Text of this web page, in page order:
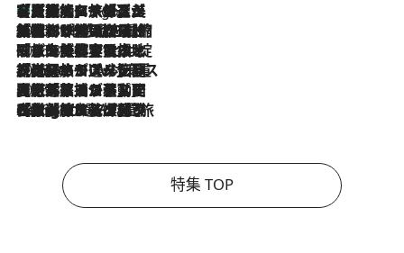
4 Hours Ago
【厳選旅コスメ】「多機能アイテムがメイン！」旅好き美容エディターが選んだ夏旅ベストコスメを発表【Mサイズジップ】
2026.8.6
「荷物が増えるほど旅ストレスは増す」美容ジャーナリストがたどり着いた最終結論。“化粧品を劇的に減らす”感動の凝縮美容とは
2026.8.6
「旅先には金髪ウィッグを持参」日本と同じメイクでは損してる!? 美容ジャーナリストが提案する“掟破りの旅美容”とは
2026.8.6
【厳選旅コスメ】「身軽さ＆UV対策重視！」ヘアアーティストshucoが選んだ夏旅ベストコスメを発表【Mサイズジップ】
2026.8.5
【厳選旅コスメ】国内をあちこち移動する河井菜摘が選んだ夏旅ベストコスメ発表！「リラックスアイテムはマスト」【Mサイズジップ】
2026.8.4
【厳選旅コスメ】「紫外線＆乾燥対策しながらメイク感も！」ヘア＆メイクGeorgeが選んだ夏旅ベストコスメを発表！【Mサイズジップ】
特集 TOP